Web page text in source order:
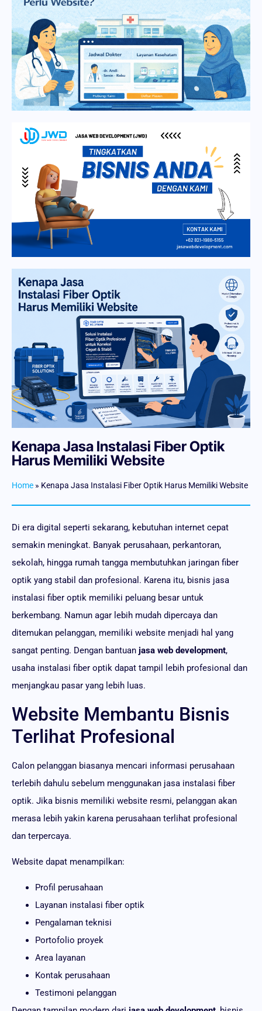
Kenapa Jasa Instalasi Fiber Optik
Harus Memiliki Website
Home » Kenapa Jasa Instalasi Fiber Optik Harus Memiliki Website
Di era digital seperti sekarang, kebutuhan internet cepat
semakin meningkat. Banyak perusahaan, perkantoran,
sekolah, hingga rumah tangga membutuhkan jaringan fiber
optik yang stabil dan profesional. Karena itu, bisnis jasa
instalasi fiber optik memiliki peluang besar untuk
berkembang. Namun agar lebih mudah dipercaya dan
ditemukan pelanggan, memiliki website menjadi hal yang
sangat penting. Dengan bantuan jasa web development,
usaha instalasi fiber optik dapat tampil lebih profesional dan
menjangkau pasar yang lebih luas.
Website Membantu Bisnis
Terlihat Profesional
Calon pelanggan biasanya mencari informasi perusahaan
terlebih dahulu sebelum menggunakan jasa instalasi fiber
optik. Jika bisnis memiliki website resmi, pelanggan akan
merasa lebih yakin karena perusahaan terlihat profesional
dan terpercaya.
Website dapat menampilkan:
Profil perusahaan
Layanan instalasi fiber optik
Pengalaman teknisi
Portofolio proyek
Area layanan
Kontak perusahaan
Testimoni pelanggan